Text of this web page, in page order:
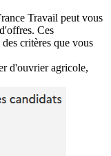
Travail peut vous
Ces
critères que vous
d'ouvrier agricole,